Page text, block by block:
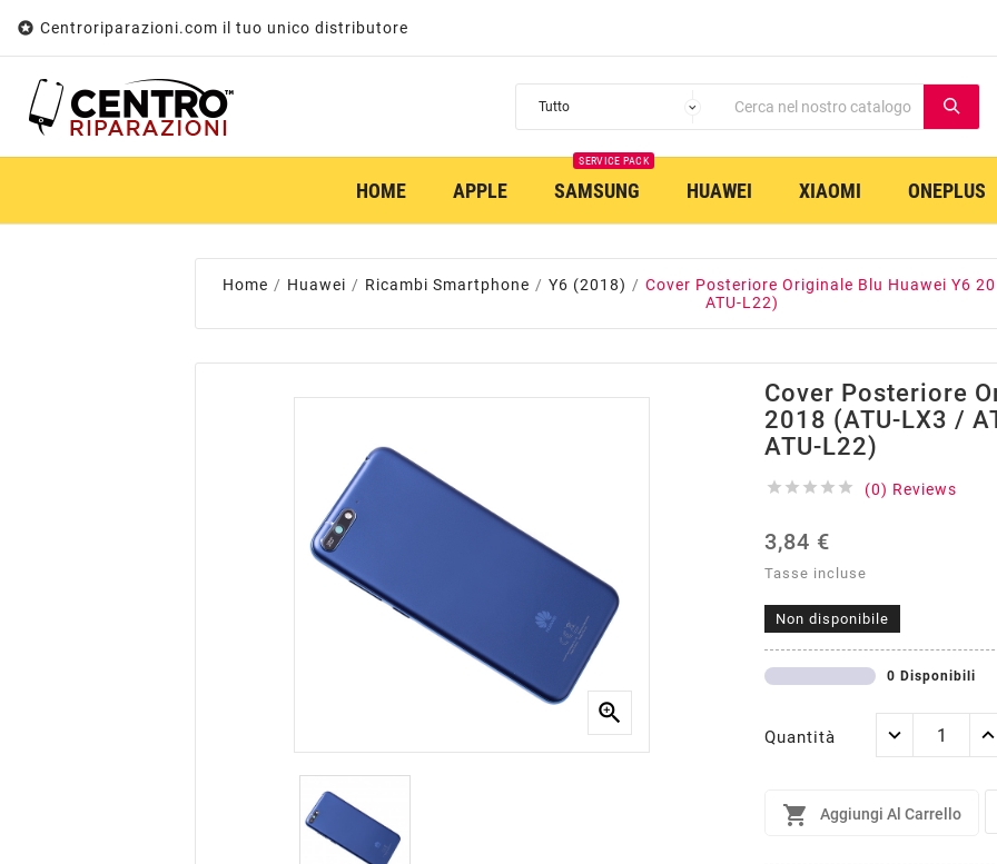
 Centroriparazioni.com il tuo unico distributore
HOME APPLE SAMSUNG
SERVICE PACK
HUAWEI XIAOMI ONEPLUS
Home Huawei Ricambi Smartphone Y6 (2018)
Cover Posteriore Originale Blu Huawei Y6
ATU-L22)

Cover Posteriore
2018 (ATU-LX3 /
ATU-L22)
     (0) Reviews
3,84 €
Tasse incluse
Non disponibile
0 Disponibili
Quantità
 Aggiungi Al Carrello